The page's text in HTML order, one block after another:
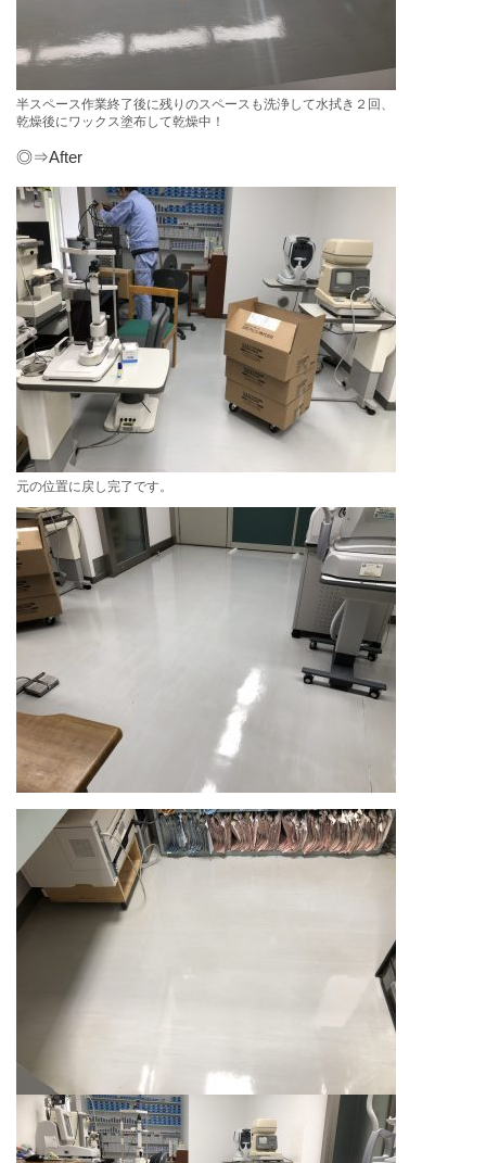
半スペース作業終了後に残りのスペースも洗浄して水拭き２回、
乾燥後にワックス塗布して乾燥中！
◎⇒After
元の位置に戻し完了です。